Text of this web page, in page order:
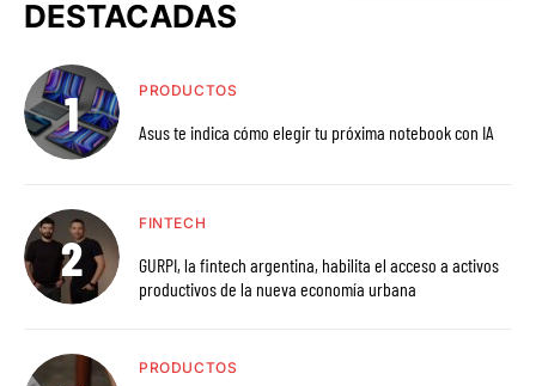
DESTACADAS
PRODUCTOS
Asus te indica cómo elegir tu próxima notebook con IA
FINTECH
GURPI, la fintech argentina, habilita el acceso a activos
productivos de la nueva economía urbana
PRODUCTOS